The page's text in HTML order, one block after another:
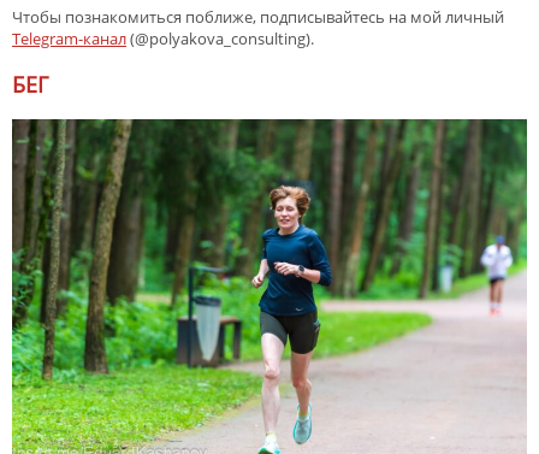
Чтобы познакомиться поближе, подписывайтесь на мой личный
Telegram-канал(@polyakova_consulting).
БЕГ